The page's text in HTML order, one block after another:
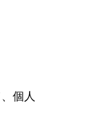
個人